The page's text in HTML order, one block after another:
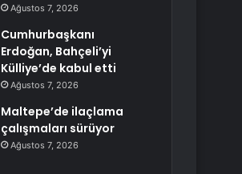
Ağustos 7, 2026
Cumhurbaşkanı
Erdoğan, Bahçeli’yi
Külliye’de kabul etti
Ağustos 7, 2026
Maltepe’de ilaçlama
çalışmaları sürüyor
Ağustos 7, 2026